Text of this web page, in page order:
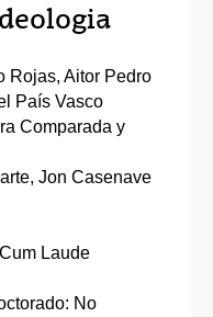
Rojas, Aitor Pedro
País Vasco
Comparada y
Jon Casenave
Laude
No